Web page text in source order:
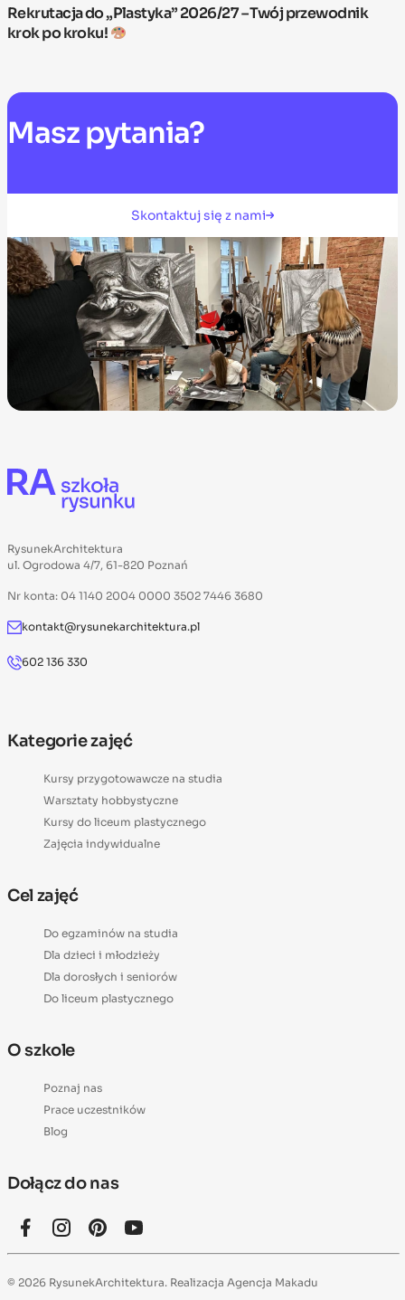
Rekrutacja do „Plastyka” 2026/27 – Twój przewodnik
krok po kroku!
Masz pytania?
Skontaktuj się z nami
RysunekArchitektura
ul. Ogrodowa 4/7, 61-820 Poznań
Nr konta: 04 1140 2004 0000 3502 7446 3680
kontakt@rysunekarchitektura.pl
602 136 330
Kategorie zajęć
Kursy przygotowawcze na studia
Warsztaty hobbystyczne
Kursy do liceum plastycznego
Zajęcia indywidualne
Cel zajęć
Do egzaminów na studia
Dla dzieci i młodzieży
Dla dorosłych i seniorów
Do liceum plastycznego
O szkole
Poznaj nas
Prace uczestników
Blog
Dołącz do nas
© 2026 RysunekArchitektura. Realizacja Agencja Makadu